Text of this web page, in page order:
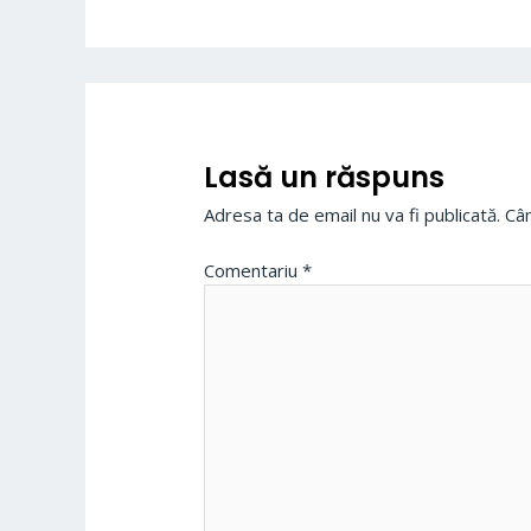
Lasă un răspuns
Adresa ta de email nu va fi publicată.
Comentariu*